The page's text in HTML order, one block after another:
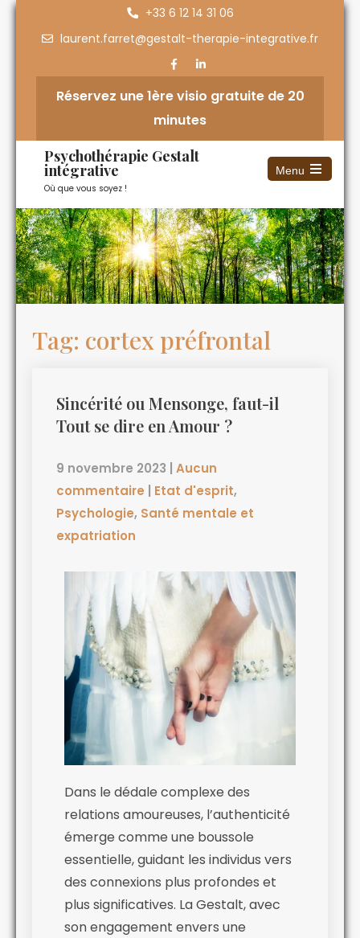
+33 6 12 14 31 06
laurent.farret@gestalt-therapie-integrative.fr
Réservez une 1ère visio gratuite de 20
minutes
Psychothérapie Gestalt
intégrative
Où que vous soyez !
Menu
Tag: cortex préfrontal
Sincérité ou Mensonge, faut-il
Tout se dire en Amour ?
9 novembre 2023
Aucun
commentaire
Etat d'esprit,
Psychologie, Santé mentale et
expatriation
Dans le dédale complexe des
relations amoureuses, l’authenticité
émerge comme une boussole
essentielle, guidant les individus vers
des connexions plus profondes et
plus significatives. La Gestalt, avec
son engagement envers une